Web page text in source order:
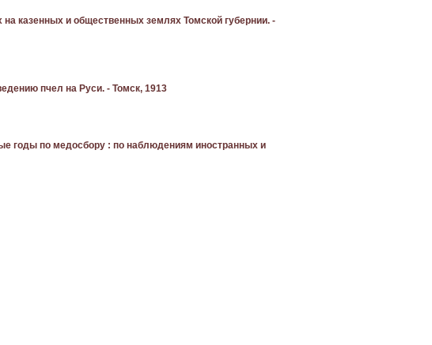
казенных и общественных землях Томской губернии. -
пчел на Руси. - Томск, 1913
годы по медосбору : по наблюдениям иностранных и